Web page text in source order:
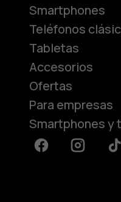
Smartphones
Teléfonos
Tabletas
Accesorios
Ofertas
Para empresas
Smartphones y
Facebook